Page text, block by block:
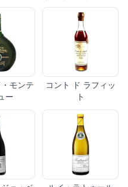
モンテ
ー
コント ド ラフィッ
ト